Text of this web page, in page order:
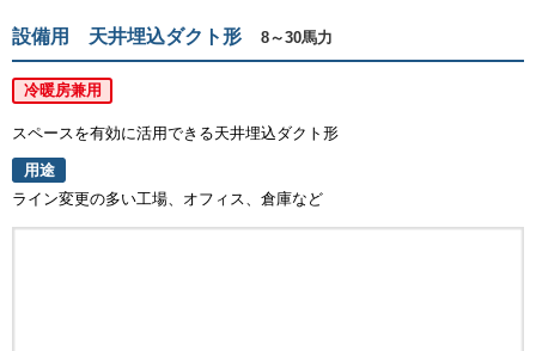
設備用 天井埋込ダクト形 8～30馬力
冷暖房兼用
スペースを有効に活用できる天井埋込ダクト形
用途
ライン変更の多い工場、オフィス、倉庫など